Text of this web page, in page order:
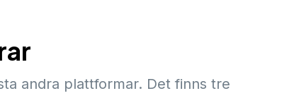
andra plattformar. Det finns tre